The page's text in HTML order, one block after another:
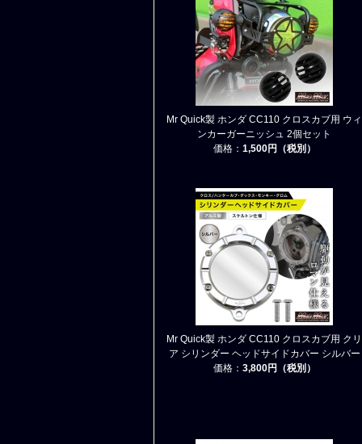
Mr Quick製 ホンダ CC110 クロスカブ用 ウィ
ンカーガーニッシュ 2個セット
価格： 1,500円（税別）
Mr Quick製 ホンダ CC110 クロスカブ用 クリ
ア シリンダー ヘッドサイドカバー シルバー
価格： 3,800円（税別）